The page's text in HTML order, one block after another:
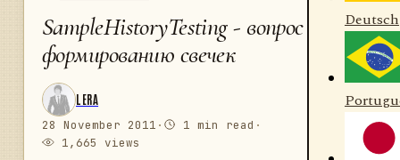
Deutsch
SampleHistoryTesting - вопрос по
формированию свечек
LERA
28 November 2011 · 1 min read ·
1,665 views